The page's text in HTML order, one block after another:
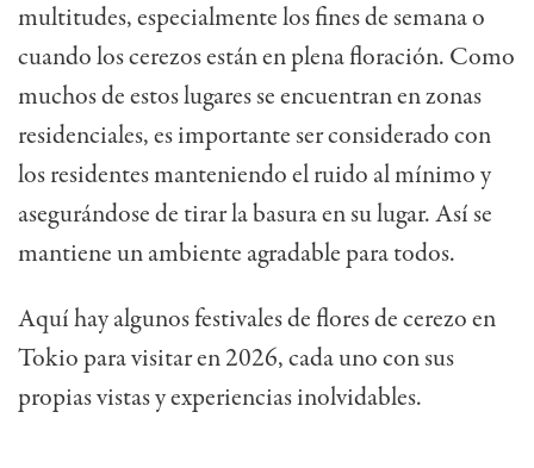
multitudes, especialmente los fines de semana o
cuando los cerezos están en plena floración. Como
muchos de estos lugares se encuentran en zonas
residenciales,es importante ser considerado con
los residentes manteniendoel ruido al mínimo y
asegurándose de tirar la basura en su lugar. Así se
mantiene un ambiente agradable para todos.
Aquí hay algunos festivales de flores de cerezo en
Tokio para visitar en 2026, cada uno con sus
propias vistas y experiencias inolvidables.